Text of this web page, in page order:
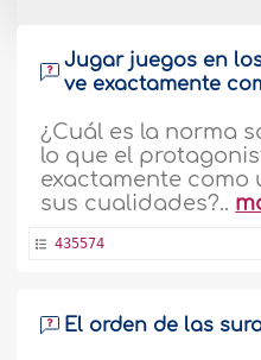
Jugar juegos en
ve exactamente
¿Cuál es la norma
lo que el
exactamente como
sus cualidades?..
435574
El orden de las